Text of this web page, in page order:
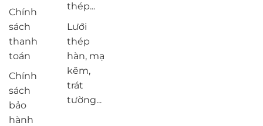
Chính
sách
thanh
toán
Chính
sách
bảo
hành
thép...
Lưới
thép
hàn, mạ
kẽm,
trát
tường...